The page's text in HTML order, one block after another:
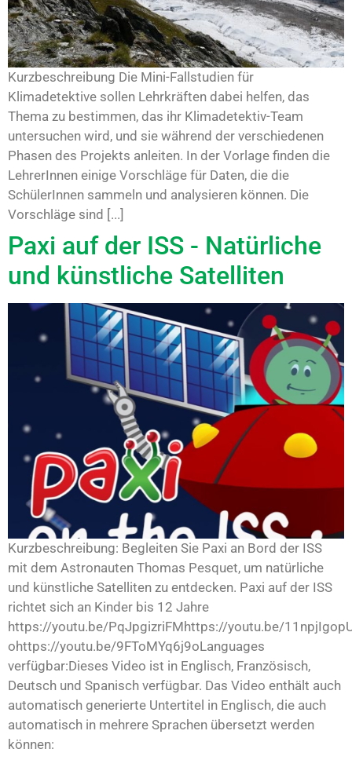
Kurzbeschreibung Die Mini-Fallstudien für
Klimadetektive sollen Lehrkräften dabei helfen, das
Thema zu bestimmen, das ihr Klimadetektiv-Team
untersuchen wird, und sie während der verschiedenen
Phasen des Projekts anleiten. In der Vorlage finden die
LehrerInnen einige Vorschläge für Daten, die die
SchülerInnen sammeln und analysieren können. Die
Vorschläge sind [...]
Paxi auf der ISS - Natürliche
und künstliche Satelliten
Kurzbeschreibung: Begleiten Sie Paxi an Bord der ISS
mit dem Astronauten Thomas Pesquet, um natürliche
und künstliche Satelliten zu entdecken. Paxi auf der ISS
richtet sich an Kinder bis 12 Jahre
https://youtu.be/PqJpgizriFMhttps://youtu.be/
ohttps://youtu.be/9FToMYq6j9oLanguages
verfügbar:Dieses Video ist in Englisch, Französisch,
Deutsch und Spanisch verfügbar. Das Video enthält auch
automatisch generierte Untertitel in Englisch, die auch
automatisch in mehrere Sprachen übersetzt werden
können: